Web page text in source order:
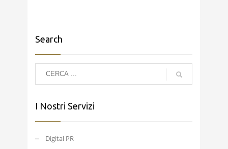
Search
I Nostri Servizi
Digital PR